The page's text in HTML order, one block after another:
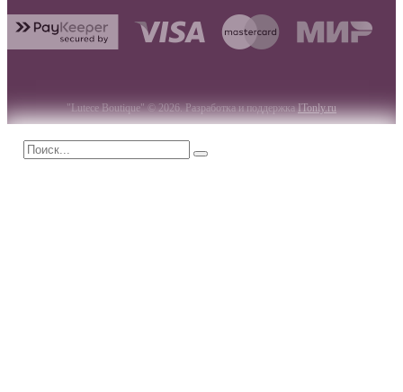
"Lutece Boutique" © 2026. Разработка и поддержкаITonly.ru